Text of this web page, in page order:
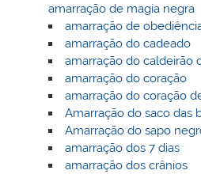
amarração de magia negra
amarração de
amarração do cadeado
amarração do caldeirão
amarração do coração
amarração do coração
Amarração do saco das
Amarração do sapo
amarração dos 7 dias
amarração dos crânios